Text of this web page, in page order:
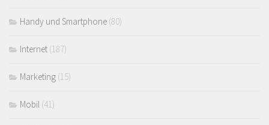
Handy und Smartphone (80)
Internet (187)
Marketing (15)
Mobil (41)